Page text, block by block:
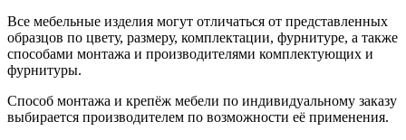
Все мебельные изделия могут отличаться от представленных
образцов по цвету, размеру, комплектации, фурнитуре, а также
способами монтажа и производителями комплектующих и
фурнитуры.
Способ монтажа и крепёж мебели по индивидуальному заказу
выбирается производителем по возможности её применения.